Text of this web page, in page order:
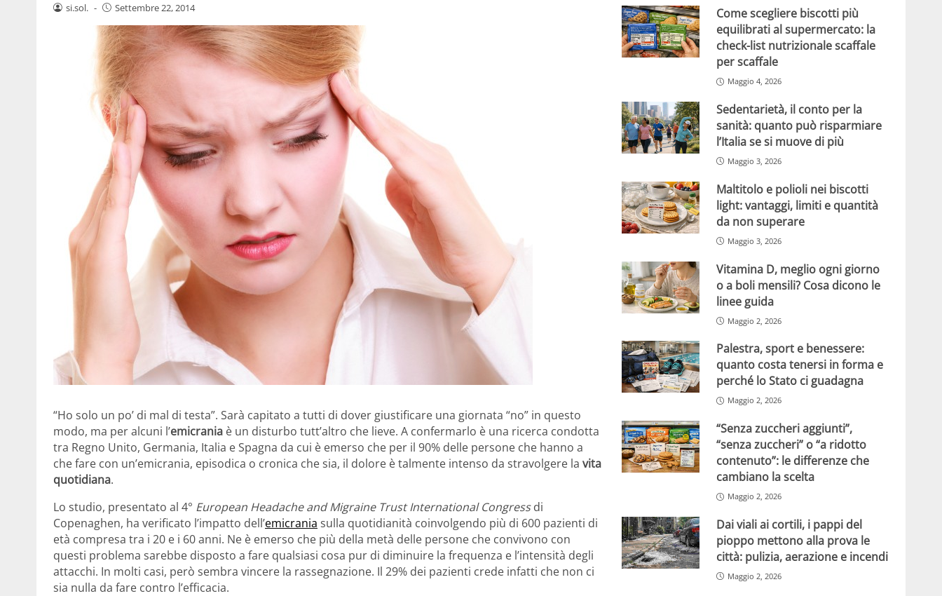
si.sol. - Settembre 22, 2014
“Ho solo un po’ di mal di testa”. Sarà capitato a tutti di dover giustificare una giornata “no” in questo
modo, ma per alcuni l’emicrania è un disturbo tutt’altro che lieve. A confermarlo è una ricerca condotta
tra Regno Unito, Germania, Italia e Spagna da cui è emerso che per il 90% delle persone che hanno a
che fare con un’emicrania, episodica o cronica che sia, il dolore è talmente intenso da stravolgere la vita
quotidiana.
Lo studio, presentato al 4° European Headache and Migraine Trust International Congressdi
Copenaghen, ha verificato l’impatto dell’emicrania sulla quotidianità coinvolgendo più di 600 pazienti di
età compresa tra i 20 e i 60 anni. Ne è emerso che più della metà delle persone che convivono con
questi problema sarebbe disposto a fare qualsiasi cosa pur di diminuire la frequenza e l’intensità degli
attacchi. In molti casi, però sembra vincere la rassegnazione. Il 29% dei pazienti crede infatti che non ci
sia nulla da fare contro l’efficacia.
Come scegliere biscotti più
equilibrati al supermercato: la
check-list nutrizionale scaffale
per scaffale
Maggio 4, 2026
Sedentarietà, il conto per la
sanità: quanto può risparmiare
l’Italia se si muove di più
Maggio 3, 2026
Maltitolo e polioli nei biscotti
light: vantaggi, limiti e quantità
da non superare
Maggio 3, 2026
Vitamina D, meglio ogni giorno
o a boli mensili? Cosa dicono le
linee guida
Maggio 2, 2026
Palestra, sport e benessere:
quanto costa tenersi in forma e
perché lo Stato ci guadagna
Maggio 2, 2026
“Senza zuccheri aggiunti”,
“senza zuccheri” o “a ridotto
contenuto”: le differenze che
cambiano la scelta
Maggio 2, 2026
Dai viali ai cortili, i pappi del
pioppo mettono alla prova le
città: pulizia, aerazione e incendi
Maggio 2, 2026